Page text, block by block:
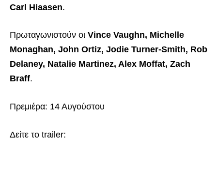
Carl Hiaasen.
Πρωταγωνιστούν οι Vince Vaughn, Michelle
Monaghan, John Ortiz, Jodie Turner-Smith, Rob
Delaney, Natalie Martinez, Alex Moffat, Zach
Braff.
Πρεμιέρα: 14 Αυγούστου
Δείτε το trailer: